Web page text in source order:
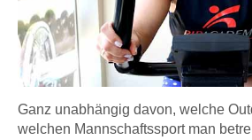
Ganz unabhängig davon, welche
welchen Mannschaftssport man